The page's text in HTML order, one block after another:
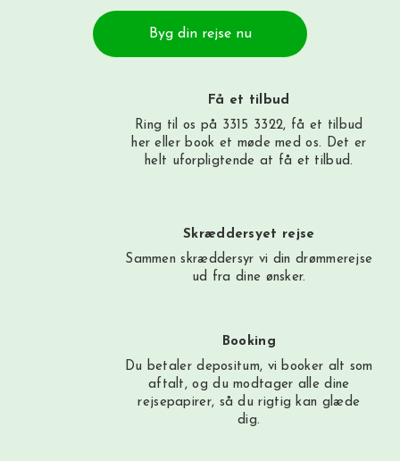
Byg din rejse nu
Få et tilbud
Ring til os på 3315 3322, få et tilbud
her eller book et møde med os. Det er
helt uforpligtende at få et tilbud.
Skræddersyet rejse
Sammen skræddersyr vi din drømmerejse
ud fra dine ønsker.
Booking
Du betaler depositum, vi booker alt som
aftalt, og du modtager alle dine
rejsepapirer, så du rigtig kan glæde
dig.